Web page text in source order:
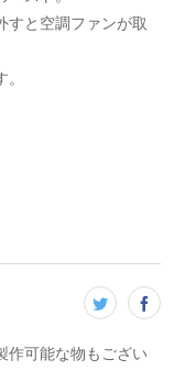
すと空調ファンが取
作可能な物もござい